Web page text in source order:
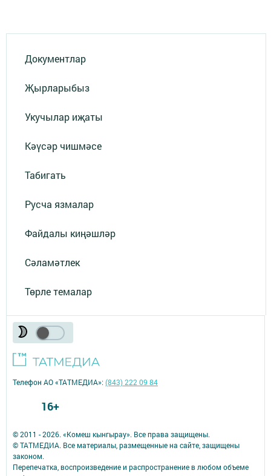
Документлар
Җырларыбыз
Укучылар иҗаты
Кәүсәр чишмәсе
Табигать
Русча язмалар
Файдалы киңәшләр
Сәламәтлек
Төрле темалар
© 2011 - 2026. «Комеш кынгырау». Все права защищены.
© ТАТМЕДИА. Все материалы, размещенные на сайте, защищены
законом.
Перепечатка, воспроизведение и распространение в любом объеме
Телефон АО «ТАТМЕДИА»:(843) 222 09 84
16+